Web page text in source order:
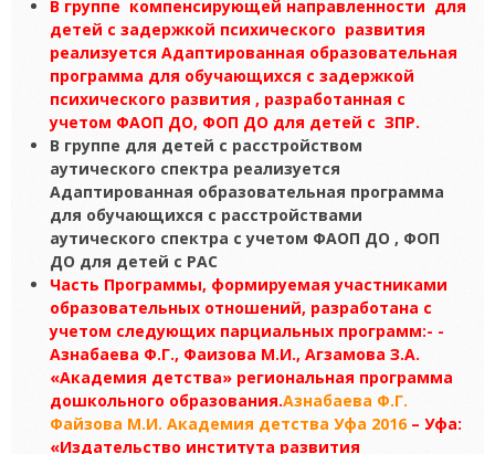
В группе компенсирующей направленности для
детей с задержкой психического развития
реализуется Адаптированная образовательная
программа для обучающихся с задержкой
психического развития , разработанная с
учетом ФАОП ДО, ФОП ДО для детей с ЗПР.
В группе для детей с расстройством
аутического спектра реализуется
Адаптированная образовательная программа
для обучающихся с расстройствами
аутического спектра с учетом ФАОП ДО , ФОП
ДО для детей с РАС
Часть Программы, формируемая участниками
образовательных отношений, разработана с
учетом следующих парциальных программ:- -
Азнабаева Ф.Г., Фаизова М.И., Агзамова З.А.
«Академия детства» региональная программа
дошкольного образования.Азнабаева Ф.Г.
Файзова М.И. Академия детства Уфа 2016– Уфа:
«Издательство института развития